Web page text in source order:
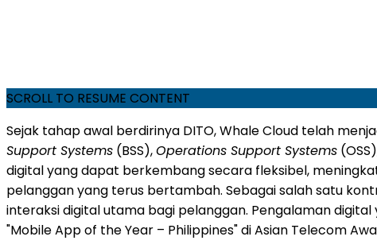
SCROLL TO RESUME CONTENT
Sejak tahap awal berdirinya DITO, Whale Cloud telah
Support Systems (BSS),Operations Support Systems
digital yang dapat berkembang secara fleksibel,
pelanggan yang terus bertambah. Sebagai salah satu
interaksi digital utama bagi pelanggan. Pengalaman
"Mobile App of the Year – Philippines" di Asian Telecom